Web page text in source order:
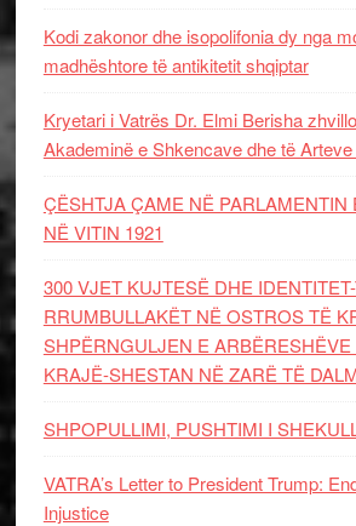
Kodi zakonor dhe isopolifonia dy nga
madhështore të antikitetit shqiptar
Kryetari i Vatrës Dr. Elmi Berisha
Akademinë e Shkencave dhe të
ÇËSHTJA ÇAME NË PARLAMENTIN
NË VITIN 1921
300 VJET KUJTESË DHE
RRUMBULLAKËT NË OSTROS TË
SHPËRNGULJEN E
KRAJË-SHESTAN NË ZARË TË
SHPOPULLIMI, PUSHTIMI I
VATRA’s Letter to President Trump:
Injustice